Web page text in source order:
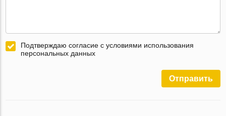
Подтверждаю согласие с условиями использования
персональных данных
Отправить